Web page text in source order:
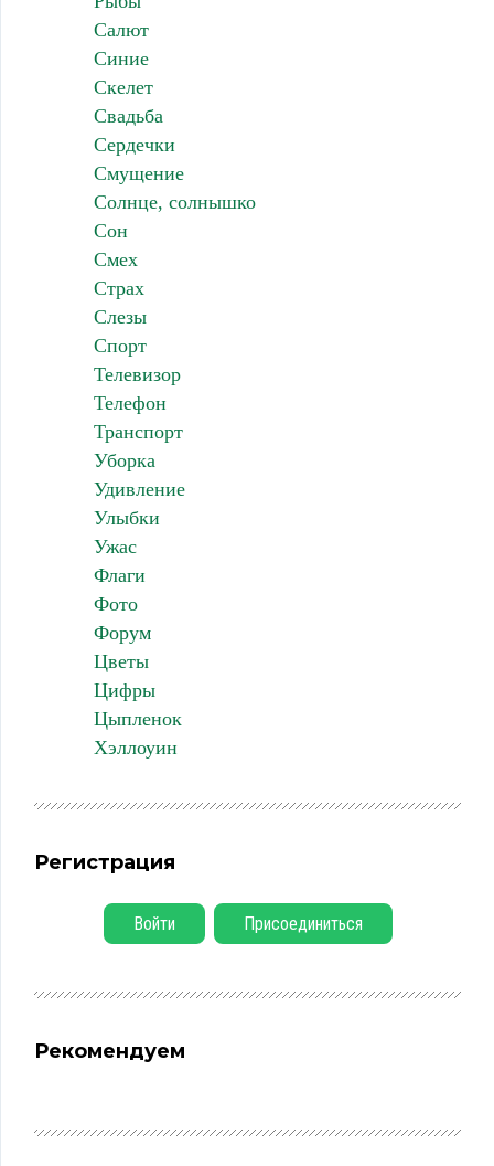
Салют
Синие
Скелет
Свадьба
Сердечки
Смущение
Солнце, солнышко
Сон
Смех
Страх
Слезы
Спорт
Телевизор
Телефон
Транспорт
Уборка
Удивление
Улыбки
Ужас
Флаги
Фото
Форум
Цветы
Цифры
Цыпленок
Хэллоуин
Регистрация
Войти Присоединиться
Рекомендуем